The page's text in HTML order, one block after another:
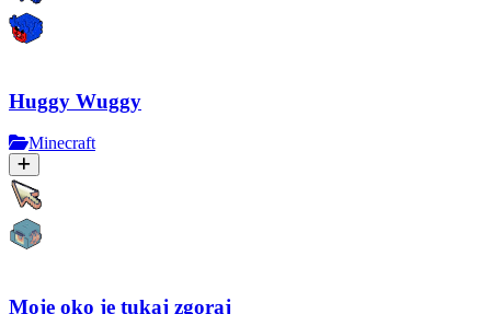
Huggy Wuggy
Minecraft
Moje oko je tukaj zgoraj